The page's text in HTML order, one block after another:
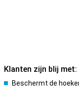
Klanten zijn blij met:
Beschermt de